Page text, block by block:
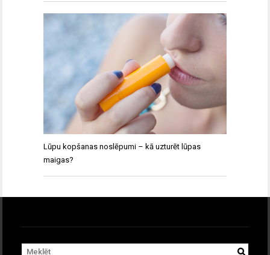
Lūpu kopšanas noslēpumi – kā uzturēt lūpas
maigas?